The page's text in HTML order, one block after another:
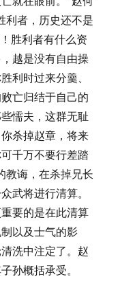
利者，历史还不是
胜利者有什么资
越是没有自由操
利时过来分羹、
亡归结于自己的
懦夫，这群无耻
杀掉赵章，将来
千万不要行差踏
教诲，在杀掉兄长
武将进行清算。
要的是在此清算
以及士气的影
洗中注定了。赵
孙概括承受。